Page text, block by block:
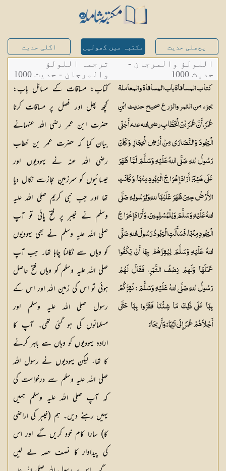
پچھلی حدیث مکتبہ میں کھولیں اگلی حدیث
اللولؤ والمرجان -
حدیث 1000
كتاب المساقاة باب المساقاة والمعاملة
بجزء من الثمر والزرع صحيح حديث ابْنِ
عُمَرَ، أَنَّ عُمَرَ بْنَ الْخَطَّابِ رضي الله عنه، أَجْلَى
الْيَهُودَ وَالنَّصَارَى مِنْ أَرْضِ الْحِجَازِ وَكَانَ
رَسُولُ اللهِ صَلَّى اللهُ عَلَيْهِ وَسَلَّمَ لَمَّا ظَهَرَ
عَلَى خَيْبَرَ أَرَادَ إِخْرَاجَ الْيَهُودِ مِنْهَا، وَكَانَتِ
الأَرْضُ حِينَ ظَهَرَ عَلَيْهَا للهِ وَلِرَسُولِهِ صَلَّى
اللهُ عَلَيْهِ وَسَلَّمَ وَلِلْمُسْلِمِينَ، وَأَرَادَ إِخْرَاجَ
الْيَهُودِ مِنْهَا، فَسَأَلَتِ الْيَهُودُ رَسُولَ اللهِ صَلَّى
اللهُ عَلَيْهِ وَسَلَّمَ لِيُقِرَّهُمْ بِهَا أَنْ يَكْفُوا
عَمَلَهَا وَلَهمْ نِصْفُ الثَّمَرِ، فَقَالَ لَهُمْ
رَسُولُ اللهِ صَلَّى اللهُ عَلَيْهِ وَسَلَّمَ : نُقِرُّكُمْ
بِهَا عَلَى ذَلِكَ مَا شِئْنَا فَقَرُّوا بِهَا حَتَّى
أَجْلاَهُمْ عُمَرُ إِلَى تَيْمَاءَ وَأَرِيحَاءَ
ترجمہ اللولؤ
والمرجان - حدیث 1000
کتاب: مساقات کے مسائل باب:
کچھ پھل اور فصل پر مساقات کرنا
حضرت ابن عمر رضی اللہ عنہمانے
بیان کیا کہ حضرت عمر بن خطاب
رضی اللہ عنہ نے یہودیوں اور
عیسائیوں کو سرزمینِ حجازسے نکال دیا
تھا اور جب نبی کریم صلی اللہ علیہ
وسلم نے خیبر پر فتح پائی تو آپ
صلی اللہ علیہ وسلم نے بھی یہودیوں
کو وہاں سے نکالنا چاہا تھا۔ جب آپ
صلی اللہ علیہ وسلم کو وہاں فتح حاصل
ہوئی تو اس کی زمین اللہ اور اس کے
رسول صلی اللہ علیہ وسلم اور
مسلمانوں کی ہو گئی تھی۔ آپ کا
ارادہ یہودیوں کو وہاں سے باہر کرنے
کا تھا، لیکن یہودیوں نے رسول اللہ
صلی اللہ علیہ وسلم سے درخواست کی
کہ آپ صلی اللہ علیہ وسلم ہمیں
یہیں رہنے دیں۔ ہم (خیبر کی اراضی
کا) سارا کام خود کریں گے اور اس
کی پیداوار کا نصف حصہ لے لیں